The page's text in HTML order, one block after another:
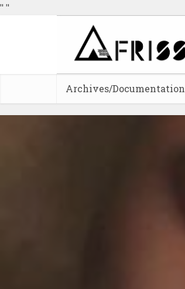
" "
Archives/Documentation